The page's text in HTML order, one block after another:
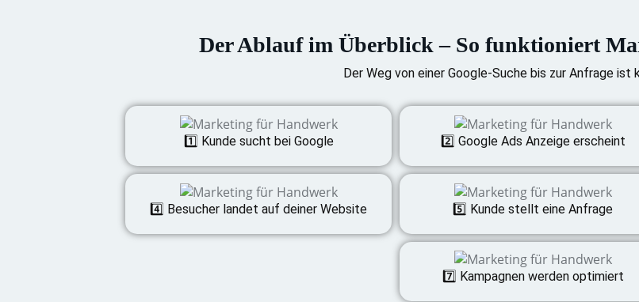
Der Ablauf im Überblick – So funktioniert
Der Weg von einer Google-Suche bis zur Anfrage ist
1️⃣ Kunde sucht bei Google 2️⃣ Google Ads Anzeige erscheint
4️⃣ Besucher landet auf deiner Website 5️⃣ Kunde stellt eine Anfrage
7️⃣ Kampagnen werden optimiert